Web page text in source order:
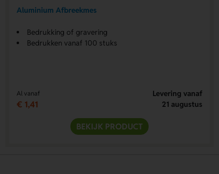
Aluminium Afbreekmes
Bedrukking of gravering
Bedrukken vanaf 100 stuks
Al vanaf
€ 1,41
Levering vanaf
21 augustus
BEKIJK PRODUCT